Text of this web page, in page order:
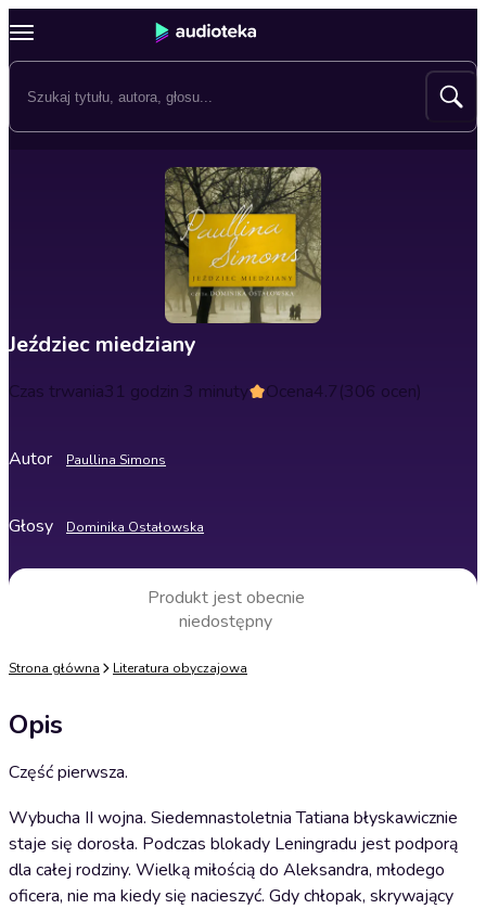
Jeździec miedziany
Czas trwania31 godzin 3 minuty Ocena4.7(306 ocen)
Autor Paullina Simons
Głosy Dominika Ostałowska
Produkt jest obecnie
niedostępny
Strona główna Literatura obyczajowa
Opis
Część pierwsza.
Wybucha II wojna. Siedemnastoletnia Tatiana błyskawicznie
staje się dorosła. Podczas blokady Leningradu jest podporą
dla całej rodziny. Wielką miłością do Aleksandra, młodego
oficera, nie ma kiedy się nacieszyć. Gdy chłopak, skrywający